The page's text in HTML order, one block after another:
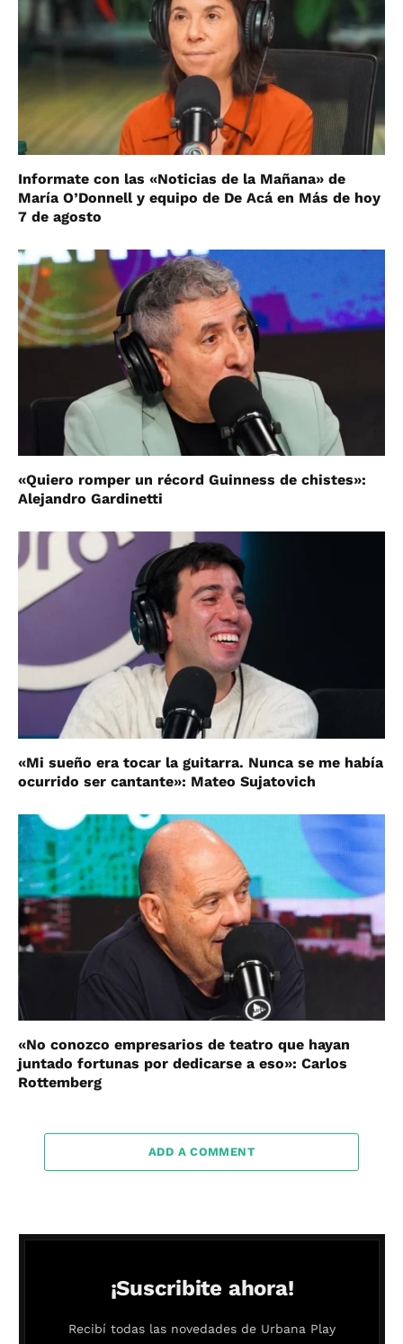
Informate con las «Noticias de la Mañana» de
María O’Donnell y equipo de De Acá en Más de hoy
7 de agosto
«Quiero romper un récord Guinness de chistes»:
Alejandro Gardinetti
«Mi sueño era tocar la guitarra. Nunca se me había
ocurrido ser cantante»: Mateo Sujatovich
«No conozco empresarios de teatro que hayan
juntado fortunas por dedicarse a eso»: Carlos
Rottemberg
ADD A COMMENT
¡Suscribite ahora!
Recibí todas las novedades de Urbana Play